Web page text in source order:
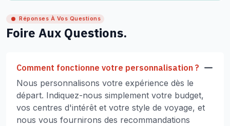
Réponses À Vos Questions
Foire Aux Questions.
Comment fonctionne votre personnalisation ?
Nous personnalisons votre expérience dès le
départ. Indiquez-nous simplement votre budget,
vos centres d'intérêt et votre style de voyage, et
nous vous fournirons des recommandations